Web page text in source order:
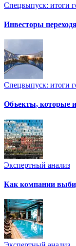
Спецвыпуск: итоги
Инвесторы
Спецвыпуск: итоги
Объекты, которые
Экспертный анализ
Как компании